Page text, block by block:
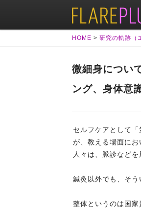
HOME > 研究の軌跡（
微細身につい
ング、身体意
セルフケアとして
が、教える場面に
人々は、脈診など
鍼灸以外でも、そう
整体というのは国